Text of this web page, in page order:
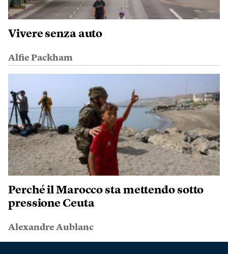
Vivere senza auto
Alfie Packham
Perché il Marocco sta mettendo sotto
pressione Ceuta
Alexandre Aublanc